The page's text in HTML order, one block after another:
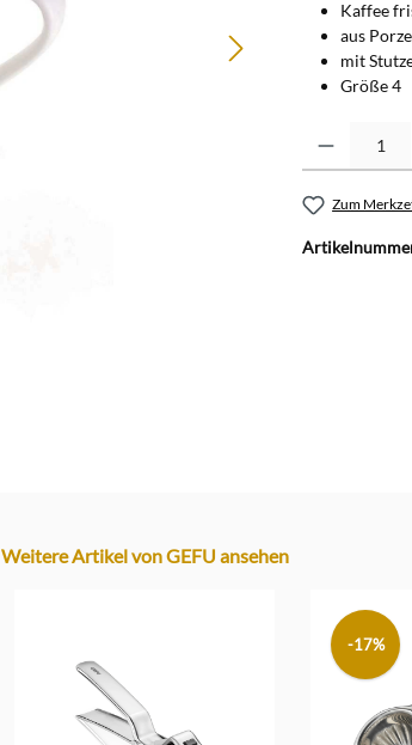
Kaffee
aus
mit
Größe 4
Zum
Weitere Artikel von GEFU ansehen
-17%